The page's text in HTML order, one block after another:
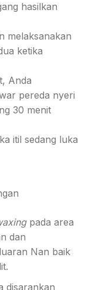
hasilkan
melaksanakan
ketika
Anda
pereda nyeri
30 menit
itil sedang luka
pada area
dan
Nan baik
disarankan